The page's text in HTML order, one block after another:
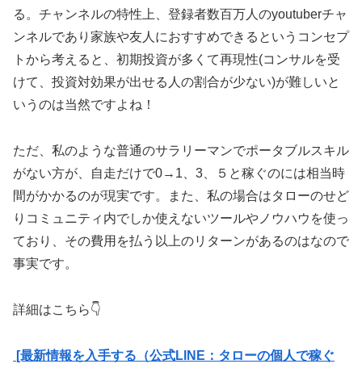
る。チャンネルの特性上、登録者数百万人のyoutuberチャ
ンネルであり家族や友人におすすめできるというコンセプ
トから考えると、初期投資が多くて再現性(コンサルを受
けて、投資対効果が出せる人の割合が少ない)が難しいと
いうのは当然ですよね！
ただ、私のような普通のサラリーマンでポータブルスキル
がない方が、自走だけで0→1、3、５と稼ぐのには相当時
間がかかるのが現実です。また、私の場合はタローのせど
りコミュニティ内でしか使えないツールやノウハウを使っ
ており、その費用を払う以上のリターンがあるのはなので
事実です。
詳細はこちら👇
[最新情報を入手する（公式LINE：タローの個人で稼ぐ